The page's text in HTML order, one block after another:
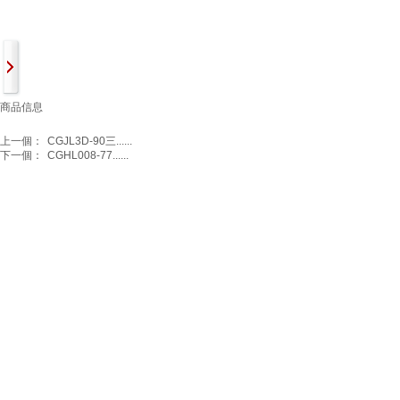
商品信息
上一個：
CGJL3D-90三......
下一個：
CGHL008-77......